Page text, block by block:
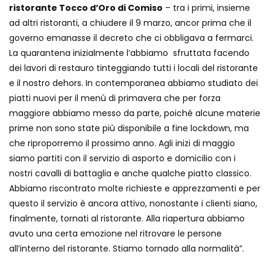
ristorante Tocco d’Oro di Comiso – tra i primi, insieme
ad altri ristoranti, a chiudere il 9 marzo, ancor prima che il
governo emanasse il decreto che ci obbligava a fermarci.
La quarantena inizialmente l’abbiamo sfruttata facendo
dei lavori di restauro tinteggiando tutti i locali del ristorante
e il nostro dehors. In contemporanea abbiamo studiato dei
piatti nuovi per il menù di primavera che per forza
maggiore abbiamo messo da parte, poiché alcune materie
prime non sono state più disponibile a fine lockdown, ma
che riproporremo il prossimo anno. Agli inizi di maggio
siamo partiti con il servizio di asporto e domicilio con i
nostri cavalli di battaglia e anche qualche piatto classico.
Abbiamo riscontrato molte richieste e apprezzamenti e per
questo il servizio è ancora attivo, nonostante i clienti siano,
finalmente, tornati al ristorante. Alla riapertura abbiamo
avuto una certa emozione nel ritrovare le persone
all’interno del ristorante. Stiamo tornado alla normalità”.